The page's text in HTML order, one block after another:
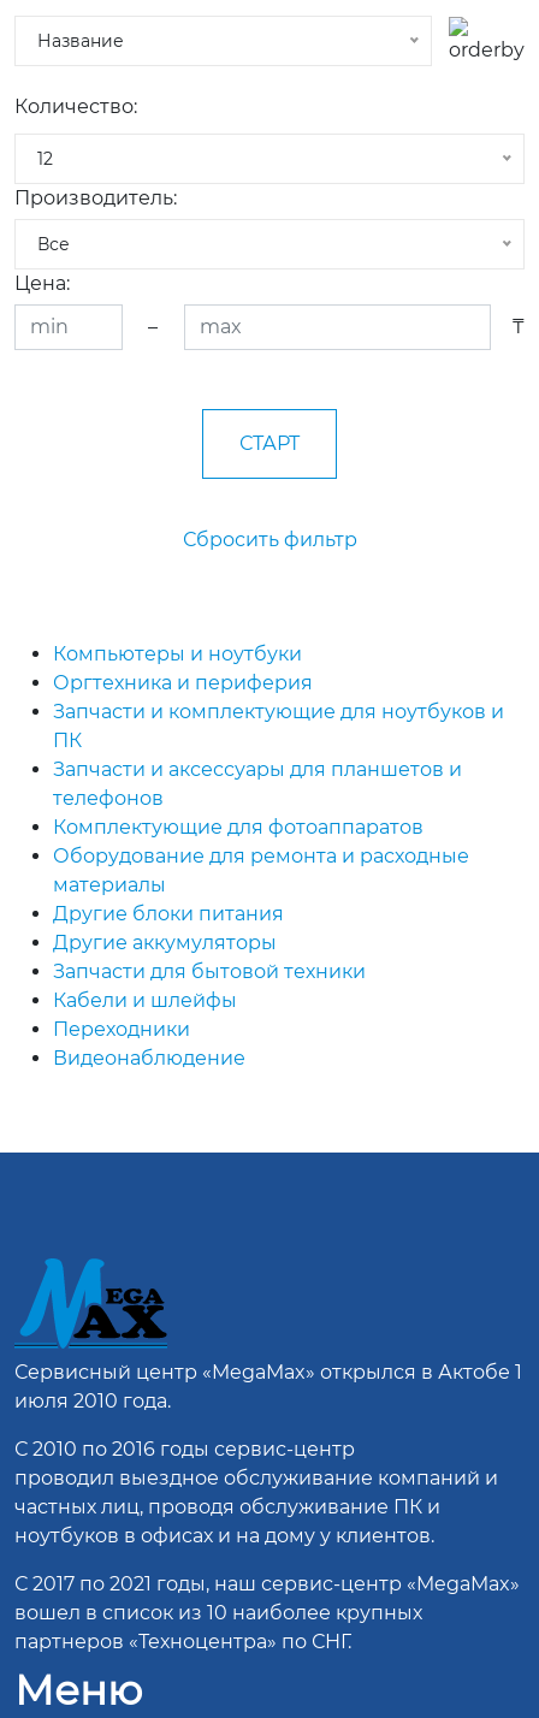
Название
Количество:
12
Производитель:
Все
Цена:
–
₸
Сбросить фильтр
Компьютеры и ноутбуки
Оргтехника и периферия
Запчасти и комплектующие для ноутбуков и
ПК
Запчасти и аксессуары для планшетов и
телефонов
Комплектующие для фотоаппаратов
Оборудование для ремонта и расходные
материалы
Другие блоки питания
Другие аккумуляторы
Запчасти для бытовой техники
Кабели и шлейфы
Переходники
Видеонаблюдение
Сервисный центр «MegaMax» открылся в Актобе 1
июля 2010 года.
С 2010 по 2016 годы сервис-центр
проводил выездное обслуживание компаний и
частных лиц, проводя обслуживание ПК и
ноутбуков в офисах и на дому у клиентов.
С 2017 по 2021 годы, наш сервис-центр «MegaMax»
вошел в список из 10 наиболее крупных
партнеров «Техноцентра» по СНГ.
Меню